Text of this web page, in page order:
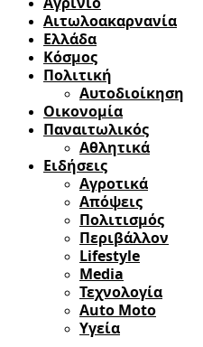
Αιτωλοακαρνανία
Ελλάδα
Κόσμος
Πολιτική
Αυτοδιοίκηση
Οικονομία
Παναιτωλικός
Αθλητικά
Ειδήσεις
Αγροτικά
Απόψεις
Πολιτισμός
Περιβάλλον
Lifestyle
Media
Τεχνολογία
Auto Moto
Υγεία